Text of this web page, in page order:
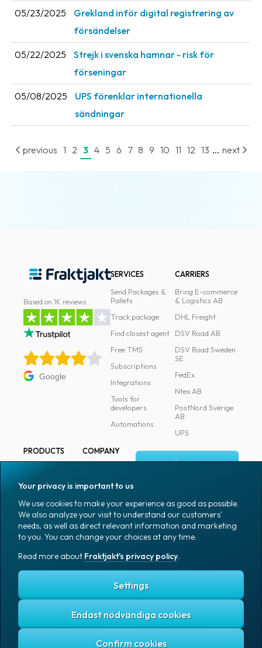
conditions
Prohibited
dangerous
content
05/23/2025
Grekland inför digital registrering av
försändelser
05/22/2025
Strejk i svenska hamnar - risk för
förseningar
05/08/2025
UPS förenklar internationella
sändningar
previous 1 2 3 4 5 6 7 8 9 10 11 12 13 ... next
Based on 1K reviews
Google
SERVICES
Send Packages &
Pallets
Track package
Find closest agent
Free TMS
Subscriptions
Integrations
Tools for
developers
Automations
CARRIERS
Bring E-commerce
& Logistics AB
DHL Freight
DSV Road AB
DSV Road Sweden
SE
FedEx
Ntex AB
PostNord Sverige
AB
UPS
PRODUCTS
Marking
Packaging
Packaging
accessories
Office goods
COMPANY
Media
Coworkers
Job & career
News archive
Blog
Log in
Sign up
English (US)
Fraktjakt's privacy policy
Terms and conditions
Copyright © 2007 – 2026 Fraktjakt AB. All rights reserved.
Your privacy is important to us
We use cookies to make your experience as good as possible.
We also analyze your visit to understand our customers'
needs, as well as direct relevant information and marketing
to you. You can change your choices at any time.
Read more about Fraktjakt's privacy policy.
Settings
Endast nödvändiga cookies